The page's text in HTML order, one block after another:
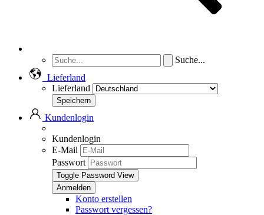
Suche...
Lieferland
Lieferland
Kundenlogin
Kundenlogin
E-Mail
Passwort
Toggle Password View
Konto erstellen
Passwort vergessen?